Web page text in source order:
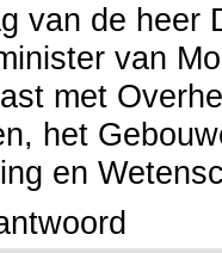
van de heer
van
met
het
en